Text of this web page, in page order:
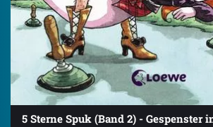
5 Sterne Spuk (Band 2) - Gespenster